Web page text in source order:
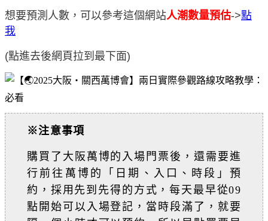
想要預測人數，可以參考這個網站人潮數量預估->點
我
(點進去後網頁拉到最下面)
※注意事項
購買了大阪萬博的入場門票後，還需要進
行前往萬博的「日期、入口、時段」預
約，採用先到先得的方式，每天最早從09
點開始可以入場登記，當時段滿了，就要